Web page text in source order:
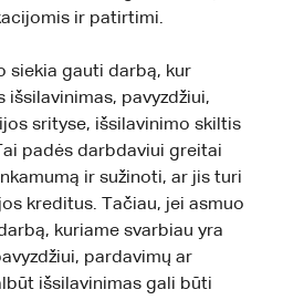
ir patirtimi.
siekia gauti darbą, kur
išsilavinimas, pavyzdžiui,
srityse, išsilavinimo skiltis
padės darbdaviui greitai
ir sužinoti, ar jis turi
kreditus. Tačiau, jei asmuo
kuriame svarbiau yra
pardavimų ar
išsilavinimas gali būti